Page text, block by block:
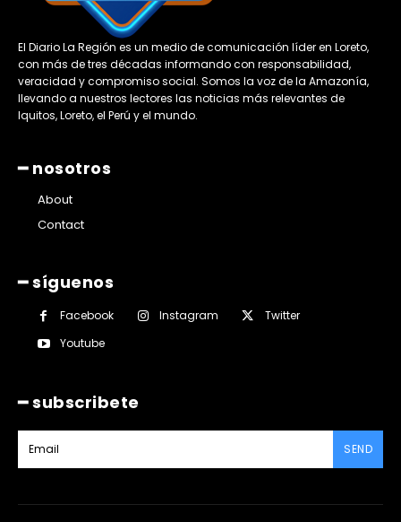
El Diario La Región es un medio de comunicación líder en Loreto,
con más de tres décadas informando con responsabilidad,
veracidad y compromiso social. Somos la voz de la Amazonía,
llevando a nuestros lectores las noticias más relevantes de
Iquitos, Loreto, el Perú y el mundo.
━ nosotros
About
Contact
━ síguenos
Facebook Instagram
Twitter
Youtube
━ subscribete
SEND